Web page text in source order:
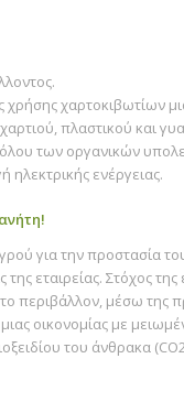
χρήσης χαρτοκιβωτίων
πλαστικού και
των οργανικών
ηλεκτρικής ενέργειας.
!
για την προστασία
εταιρείας. Στόχος
περιβάλλον, μέσω της
μιας οικονομίας με
του άνθρακα